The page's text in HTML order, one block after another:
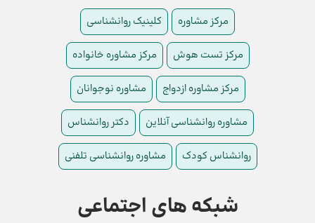
مرکز مشاوره کلینیک روانشناسی
مرکز تست هوش مرکز مشاوره خانواده
مرکز مشاوره ازدواج مشاوره نوجوانان
مشاوره روانشناسی آنلاین دکتر روانشناس
روانشناس کودک مشاوره روانشناسی تلفنی
شبکه های اجتماعی